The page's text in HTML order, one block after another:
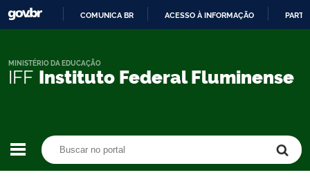
CONTEÚDO
COMUNICA BR ACESSO À INFORMAÇÃO
IFF Instituto Federal Fluminense
MINISTÉRIO DA EDUCAÇÃO